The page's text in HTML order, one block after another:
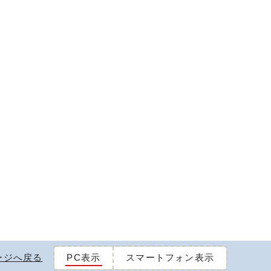
ジへ戻る PC表示 スマートフォン表示